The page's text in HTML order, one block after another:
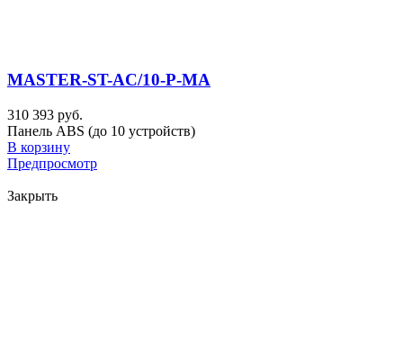
MASTER-ST-AC/10-P-MA
310 393 руб.
Панель ABS (до 10 устройств)
В корзину
Предпросмотр
Закрыть